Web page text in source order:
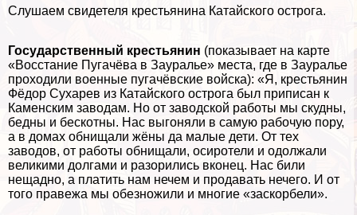
Слушаем свидетеля крестьянина Катайского острога.
Государственный крестьянин (показывает на карте
«Восстание Пугачёва в Зауралье» места, где в Зауралье
проходили военные пугачёвские войска): «Я, крестьянин
Фёдор Сухарев из Катайского острога был приписан к
Каменским заводам. Но от заводской работы мы скудны,
бедны и бескотны. Нас выгоняли в самую рабочую пору,
а в домах обнищали жёны да малые дети. От тех
заводов, от работы обнищали, осиротели и одолжали
великими долгами и разорились вконец. Нас били
нещадно, а платить нам нечем и продавать нечего. И от
того правежа мы обезножили и многие «заскорбели».